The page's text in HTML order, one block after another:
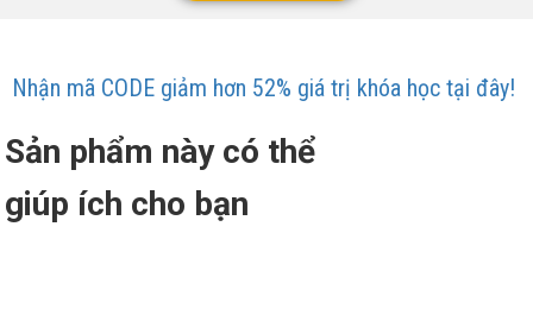
Nhận mã CODE giảm hơn 52% giá trị khóa học tại đây!
Sản phẩm này có thể
giúp ích cho bạn